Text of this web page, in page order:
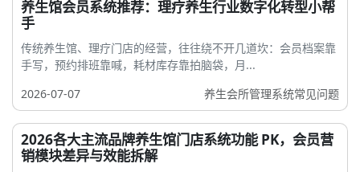
养生馆会员系统推荐：理疗养生行业数字化转型小帮
手
传统养生馆、理疗门店的经营，往往绕不开几道坎：会员档案靠
手写，预约排班靠喊，耗材库存靠拍脑袋，月...
2026-07-07
养生会所管理系统常见问题
2026各大主流品牌养生馆门店系统功能 PK，会员营
销模块差异与效能拆解